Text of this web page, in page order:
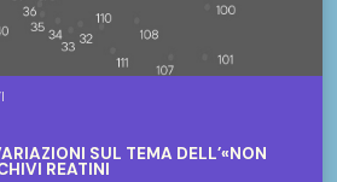
SUL TEMA DELL’«NON
REATINI